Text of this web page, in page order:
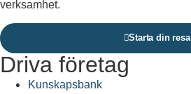
verksamhet.
Starta din resa
Driva företag
Kunskapsbank